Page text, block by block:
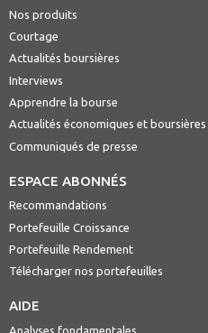
Nos produits
Courtage
Actualités boursières
Interviews
Apprendre la bourse
Actualités économiques et boursières
Communiqués de presse
ESPACE ABONNÉS
Recommandations
Portefeuille Croissance
Portefeuille Rendement
Télécharger nos portefeuilles
AIDE
Analyses fondamentales